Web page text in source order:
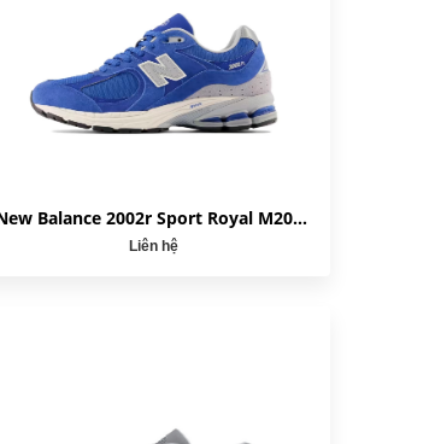
New Balance 2002r Sport Royal M2002RHU
Liên hệ